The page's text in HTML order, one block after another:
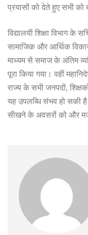
प्रयासों को देते हुए सभी को
विद्यालयी शिक्षा विभाग के
सामाजिक और आर्थिक
माध्यम से समाज के अंतिम
पूरा किया गया। वहीं
राज्य के सभी जनपदों,
यह उपलब्धि संभव हो सकी
सीखने के अवसरों को और